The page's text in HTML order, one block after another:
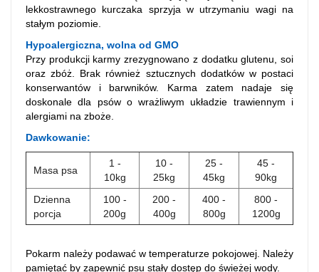
lekkostrawnego kurczaka sprzyja w utrzymaniu wagi na
stałym poziomie.
Hypoalergiczna, wolna od GMO
Przy produkcji karmy zrezygnowano z dodatku glutenu, soi
oraz zbóż. Brak również sztucznych dodatków w postaci
konserwantów i barwników. Karma zatem nadaje się
doskonale dla psów o wrażliwym układzie trawiennym i
alergiami na zboże.
Dawkowanie:
Masa psa
1 -
10kg
10 -
25kg
25 -
45kg
45 -
90kg
Dzienna
porcja
100 -
200g
200 -
400g
400 -
800g
800 -
1200g
Pokarm należy podawać w temperaturze pokojowej. Należy
pamiętać by zapewnić psu stały dostęp do świeżej wody.